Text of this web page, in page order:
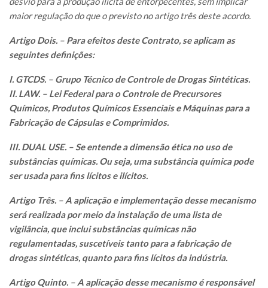
maior regulação do que o previsto no artigo três deste acordo.
Artigo Dois. – Para efeitos deste Contrato, se aplicam as
seguintes definições:
I. GTCDS. – Grupo Técnico de Controle de Drogas Sintéticas.
II. LAW. – Lei Federal para o Controle de Precursores
Químicos, Produtos Químicos Essenciais e Máquinas para a
Fabricação de Cápsulas e Comprimidos.
III. DUAL USE. – Se entende a dimensão ética no uso de
substâncias químicas. Ou seja, uma substância química pode
ser usada para fins lícitos e ilícitos.
Artigo Três. – A aplicação e implementação desse mecanismo
será realizada por meio da instalação de uma lista de
vigilância, que inclui substâncias químicas não
regulamentadas, suscetíveis tanto para a fabricação de
drogas sintéticas, quanto para fins lícitos da indústria.
Artigo Quinto. – A aplicação desse mecanismo é responsável